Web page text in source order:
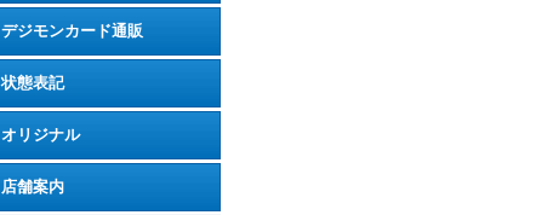
デジモンカード通販
状態表記
オリジナル
店舗案内